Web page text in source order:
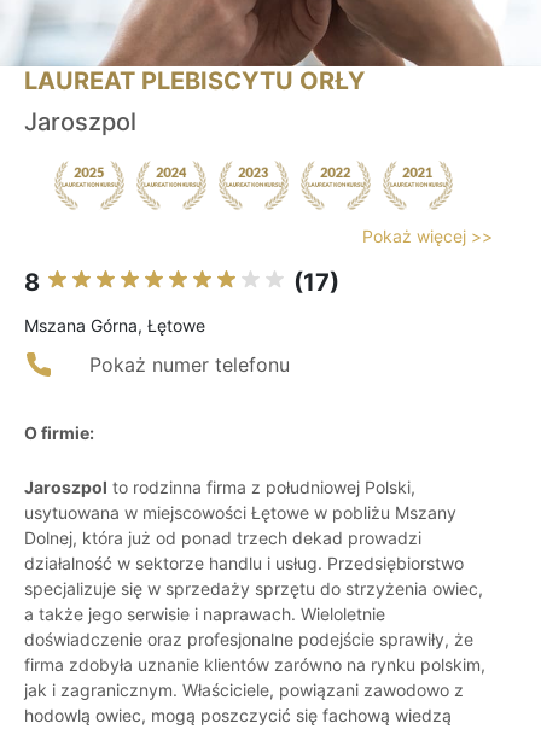
LAUREAT PLEBISCYTU ORŁY
Jaroszpol
Pokaż więcej >>
8 (17)
Mszana Górna, Łętowe
Pokaż numer telefonu
O firmie:
Jaroszpol to rodzinna firma z południowej Polski,
usytuowana w miejscowości Łętowe w pobliżu Mszany
Dolnej, która już od ponad trzech dekad prowadzi
działalność w sektorze handlu i usług. Przedsiębiorstwo
specjalizuje się w sprzedaży sprzętu do strzyżenia owiec,
a także jego serwisie i naprawach. Wieloletnie
doświadczenie oraz profesjonalne podejście sprawiły, że
firma zdobyła uznanie klientów zarówno na rynku polskim,
jak i zagranicznym. Właściciele, powiązani zawodowo z
hodowlą owiec, mogą poszczycić się fachową wiedzą